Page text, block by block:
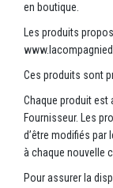
en boutique.
Les produits
Ces produits sont
Chaque produit est
Fournisseur. Les
d’être modifiés par
à chaque nouvelle
Pour assurer la